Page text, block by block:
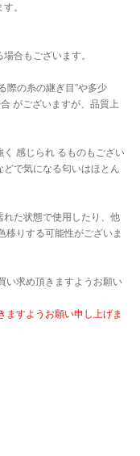
。
合もございます。
際の糸の継ぎ目”や多少
がございますが、品質上
感じられ るものもござい
どで気になる匂いはほとん
た状態で使用したり、他
移りする可能性がございま
い求め頂きますようお願い
すようお願い申し上げま